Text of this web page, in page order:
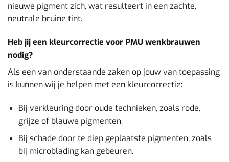
nieuwe pigment zich, wat resulteert in een zachte,
neutrale bruine tint.
Heb jij een kleurcorrectie voor PMU wenkbrauwen
nodig?
Als een van onderstaande zaken op jouw van toepassing
is kunnen wij je helpen met een kleurcorrectie:
Bij verkleuring door oude technieken, zoals rode,
grijze of blauwe pigmenten.
Bij schade door te diep geplaatste pigmenten, zoals
bij microblading kan gebeuren.